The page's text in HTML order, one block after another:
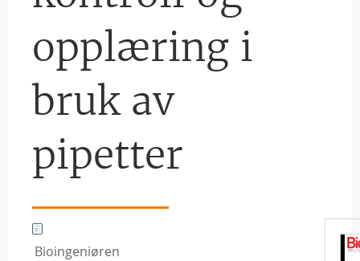
opplæring i
bruk av
pipetter
Bioingeniøren